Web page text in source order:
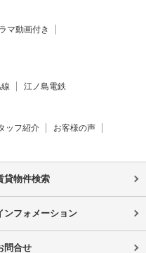
マ動画付き
江ノ島電鉄
ッフ紹介
お客様の声
貸物件検索
ンフォメーション
問合せ